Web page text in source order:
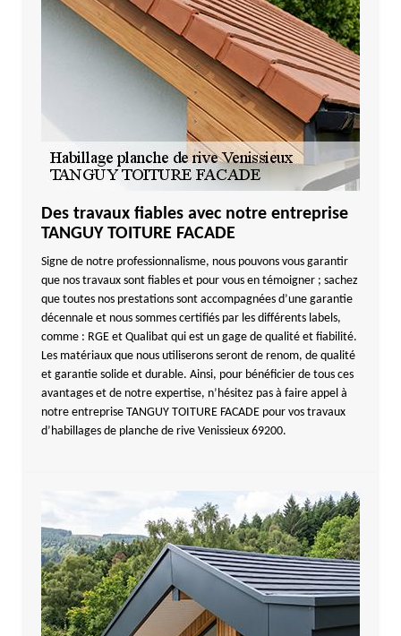
Des travaux fiables avec notre entreprise
TANGUY TOITURE FACADE
Signe de notre professionnalisme, nous pouvons vous garantir
que nos travaux sont fiables et pour vous en témoigner ; sachez
que toutes nos prestations sont accompagnées d’une garantie
décennale et nous sommes certifiés par les différents labels,
comme : RGE et Qualibat qui est un gage de qualité et fiabilité.
Les matériaux que nous utiliserons seront de renom, de qualité
et garantie solide et durable. Ainsi, pour bénéficier de tous ces
avantages et de notre expertise, n’hésitez pas à faire appel à
notre entreprise TANGUY TOITURE FACADE pour vos travaux
d’habillages de planche de rive Venissieux 69200.